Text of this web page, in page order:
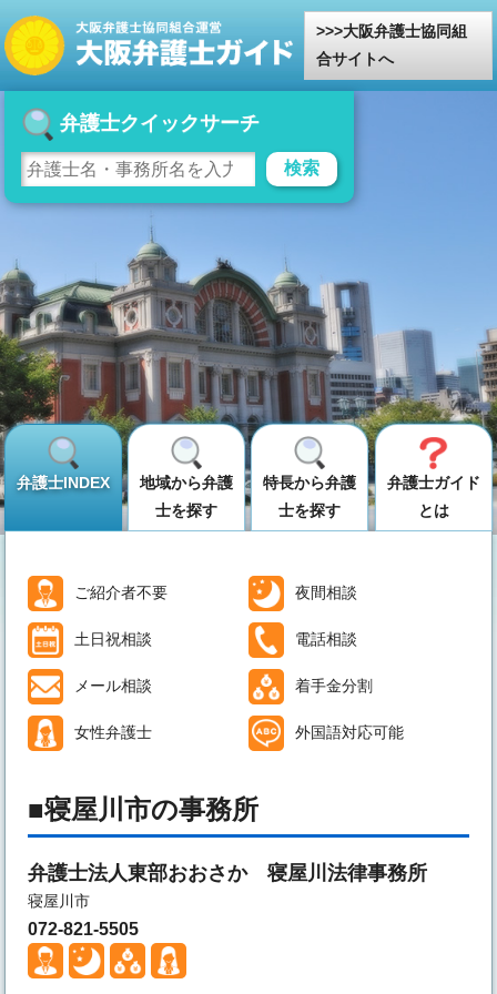
大阪弁護士協同組
合サイトへ
弁護士クイックサーチ
検索
弁護士INDEX
地域から弁護
士を探す
特長から弁護
士を探す
弁護士ガイド
とは
ご紹介者不要 夜間相談
土日祝相談 電話相談
メール相談 着手金分割
女性弁護士 外国語対応可能
寝屋川市の事務所
弁護士法人東部おおさか 寝屋川法律事務所
寝屋川市
072-821-5505